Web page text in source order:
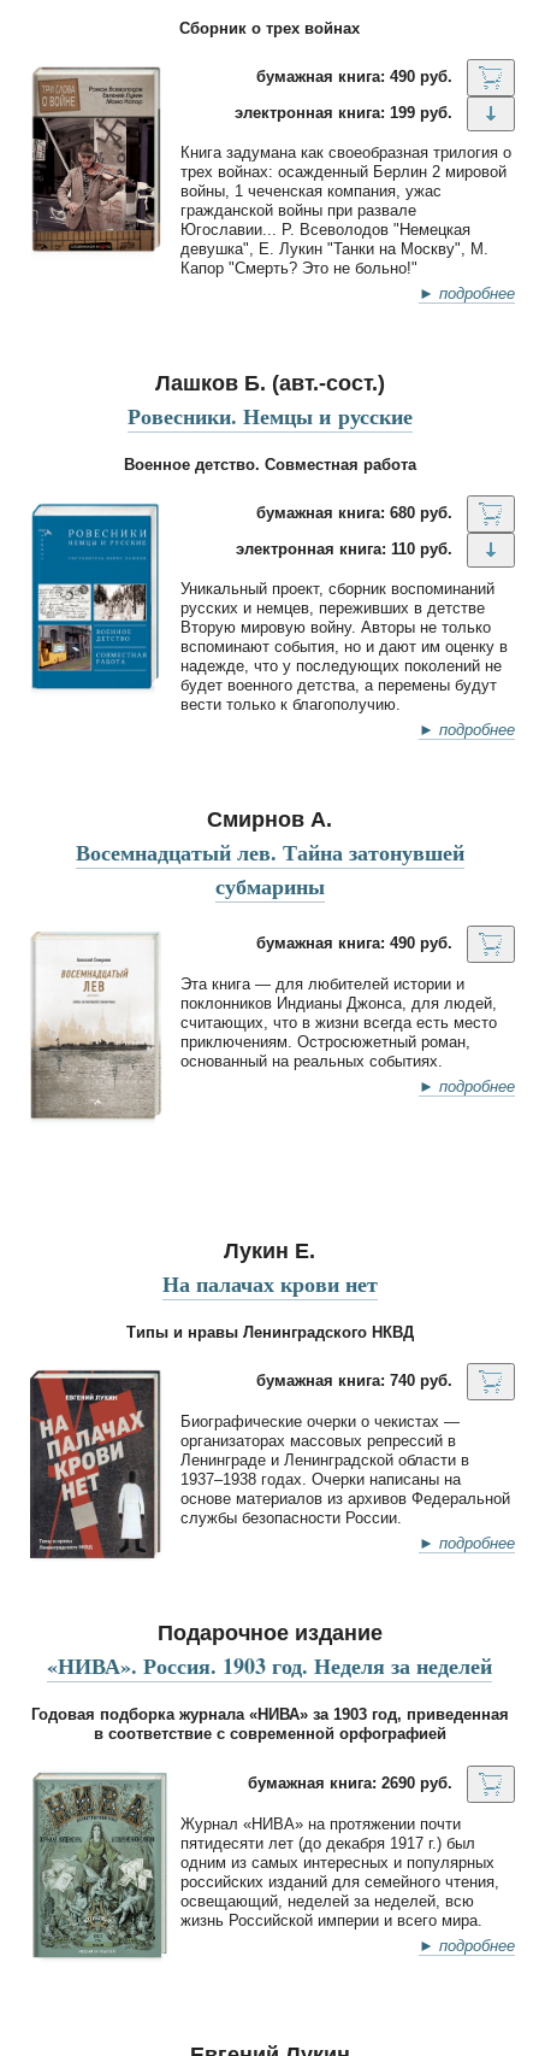
Сборник о трех войнах
бумажная книга: 490 руб.
электронная книга: 199 руб.
Книга задумана как своеобразная трилогия о
трех войнах: осажденный Берлин 2 мировой
войны, 1 чеченская компания, ужас
гражданской войны при развале
Югославии... Р. Всеволодов "Немецкая
девушка", Е. Лукин "Танки на Москву", М.
Капор "Смерть? Это не больно!"
► подробнее
Лашков Б. (авт.-сост.)
Ровесники. Немцы и русские
Военное детство. Совместная работа
бумажная книга: 680 руб.
электронная книга: 110 руб.
Уникальный проект, сборник воспоминаний
русских и немцев, переживших в детстве
Вторую мировую войну. Авторы не только
вспоминают события, но и дают им оценку в
надежде, что у последующих поколений не
будет военного детства, а перемены будут
вести только к благополучию.
► подробнее
Смирнов А.
Восемнадцатый лев. Тайна затонувшей
субмарины
бумажная книга: 490 руб.
Эта книга — для любителей истории и
поклонников Индианы Джонса, для людей,
считающих, что в жизни всегда есть место
приключениям. Остросюжетный роман,
основанный на реальных событиях.
► подробнее
Лукин Е.
На палачах крови нет
Типы и нравы Ленинградского НКВД
бумажная книга: 740 руб.
Биографические очерки о чекистах —
организаторах массовых репрессий в
Ленинграде и Ленинградской области в
1937–1938 годах. Очерки написаны на
основе материалов из архивов Федеральной
службы безопасности России.
► подробнее
Подарочное издание
«НИВА». Россия. 1903 год. Неделя за неделей
Годовая подборка журнала «НИВА» за 1903 год, приведенная
в соответствие с современной орфографией
бумажная книга: 2690 руб.
Журнал «НИВА» на протяжении почти
пятидесяти лет (до декабря 1917 г.) был
одним из самых интересных и популярных
российских изданий для семейного чтения,
освещающий, неделей за неделей, всю
жизнь Российской империи и всего мира.
► подробнее